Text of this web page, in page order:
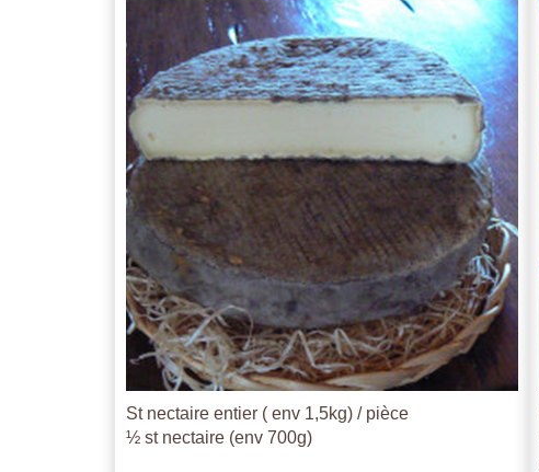
St nectaire entier ( env 1,5kg) / pièce
½ st nectaire (env 700g)